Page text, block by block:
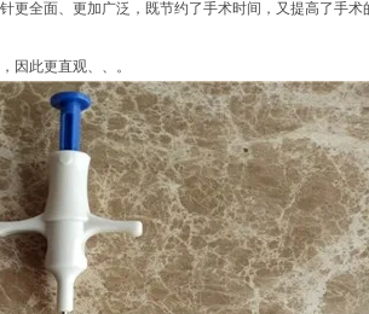
更全面、更加广泛，既节约了手术时间，又提高了手
因此更直观、、。